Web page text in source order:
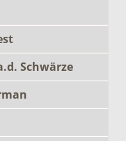
Schwärze